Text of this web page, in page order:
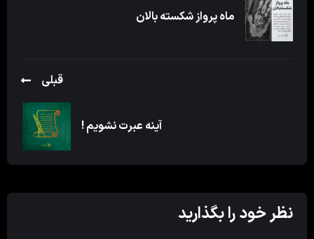
ماه پرواز شکسته بالان
قبلی
آینه عبرت نشویم !
نظر خود را بگذارید